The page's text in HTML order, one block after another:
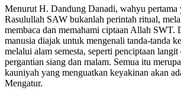
Menurut H. Dandung Danadi, wahyu pertama
Rasulullah SAW bukanlah perintah ritual,
membaca dan memahami ciptaan Allah SWT.
manusia diajak untuk mengenali tanda-tanda
melalui alam semesta, seperti penciptaan langit
pergantian siang dan malam. Semua itu
kauniyah yang menguatkan keyakinan akan
Mengatur.